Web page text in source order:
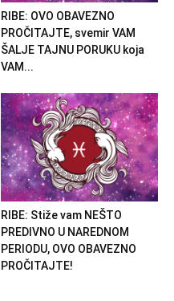
RIBE: OVO OBAVEZNO
PROČITAJTE, svemir VAM
ŠALJE TAJNU PORUKU koja
VAM...
RIBE: Stiže vam NEŠTO
PREDIVNO U NAREDNOM
PERIODU, OVO OBAVEZNO
PROČITAJTE!